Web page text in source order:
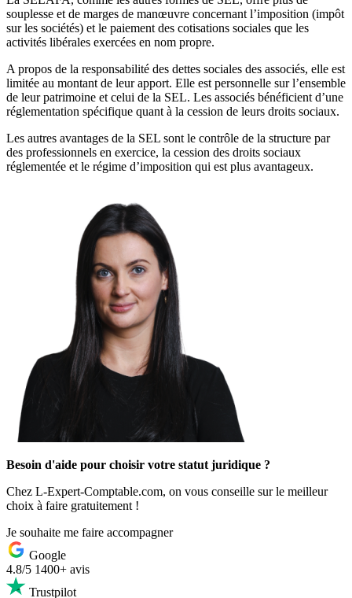
souplesse et de marges de manœuvre concernant l’imposition (impôt
sur les sociétés) et le paiement des cotisations sociales que les
activités libérales exercées en nom propre.
A propos de la responsabilité des dettes sociales des associés, elle est
limitée au montant de leur apport. Elle est personnelle sur l’ensemble
de leur patrimoine et celui de la SEL. Les associés bénéficient d’une
réglementation spécifique quant à la cession de leurs droits sociaux.
Les autres avantages de la SEL sont le contrôle de la structure par
des professionnels en exercice, la cession des droits sociaux
réglementée et le régime d’imposition qui est plus avantageux.
Besoin d'aide pour choisir votre statut juridique ?
Chez L-Expert-Comptable.com, on vous conseille sur le meilleur
choix à faire gratuitement !
Je souhaite me faire accompagner
Google
4.8/5 1400+ avis
Trustpilot